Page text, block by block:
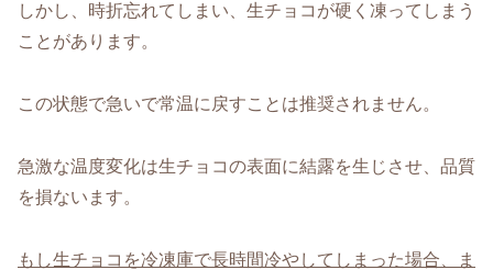
しかし、時折忘れてしまい、生チョコが硬く凍ってしまう
ことがあります。
この状態で急いで常温に戻すことは推奨されません。
急激な温度変化は生チョコの表面に結露を生じさせ、品質
を損ないます。
もし生チョコを冷凍庫で長時間冷やしてしまった場合、ま